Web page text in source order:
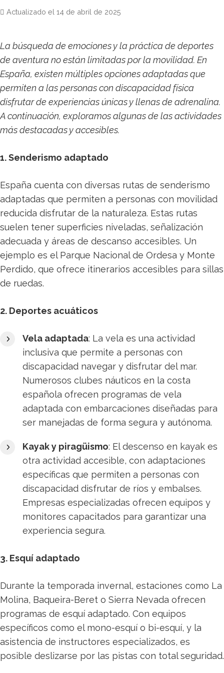
Actualizado el 14 de abril de 2025
La búsqueda de emociones y la práctica de deportes
de aventura no están limitadas por la movilidad. En
España, existen múltiples opciones adaptadas que
permiten a las personas con discapacidad física
disfrutar de experiencias únicas y llenas de adrenalina.
A continuación, exploramos algunas de las actividades
más destacadas y accesibles.
1. Senderismo adaptado
España cuenta con diversas rutas de senderismo
adaptadas que permiten a personas con movilidad
reducida disfrutar de la naturaleza. Estas rutas
suelen tener superficies niveladas, señalización
adecuada y áreas de descanso accesibles. Un
ejemplo es el Parque Nacional de Ordesa y Monte
Perdido, que ofrece itinerarios accesibles para sillas
de ruedas.
2. Deportes acuáticos
Vela adaptada: La vela es una actividad
inclusiva que permite a personas con
discapacidad navegar y disfrutar del mar.
Numerosos clubes náuticos en la costa
española ofrecen programas de vela
adaptada con embarcaciones diseñadas para
ser manejadas de forma segura y autónoma. ​
Kayak y piragüismo: El descenso en kayak es
otra actividad accesible, con adaptaciones
específicas que permiten a personas con
discapacidad disfrutar de ríos y embalses.
Empresas especializadas ofrecen equipos y
monitores capacitados para garantizar una
experiencia segura.
3. Esquí adaptado
Durante la temporada invernal, estaciones como La
Molina, Baqueira-Beret o Sierra Nevada ofrecen
programas de esquí adaptado. Con equipos
específicos como el mono-esquí o bi-esquí, y la
asistencia de instructores especializados, es
posible deslizarse por las pistas con total seguridad.